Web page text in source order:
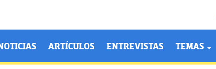
ARTÍCULOS ENTREVISTAS TEMAS